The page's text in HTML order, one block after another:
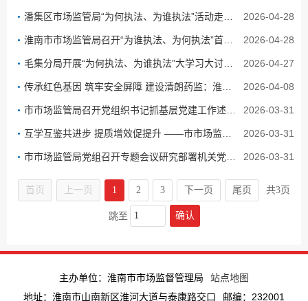
2026-04-28
2026-04-28
2026-04-27
2026-04-08
2026-03-31
2026-03-31
2026-03-31
首页 上一页 1 2 3 下一页 尾页 共3页
跳至 确认
主办单位：淮南市市场监督管理局
站点地图
地址：淮南市山南新区淮河大道与泰康路交口
邮编：232001